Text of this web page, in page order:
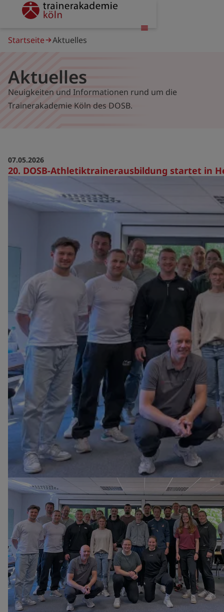
Direkttrainerakademie
Startseite Aktuelles
Aktuelles
Neuigkeiten und Informationen rund um die
Trainerakademie Köln des DOSB.
20. DOSB-Athletiktrainerausbildung startet in
07.05.2026